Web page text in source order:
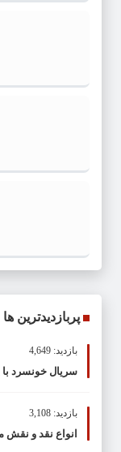
پربازدیدترین ها
بازدید: 4,649
سریال خونسرد
بازدید: 3,108
انواع نقد و نقش